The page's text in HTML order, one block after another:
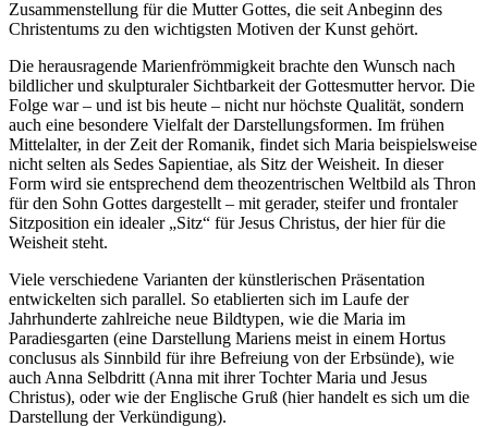
Zusammenstellung für die Mutter Gottes, die seit Anbeginn des
Christentums zu den wichtigsten Motiven der Kunst gehört.
Die herausragende Marienfrömmigkeit brachte den Wunsch nach
bildlicher und skulpturaler Sichtbarkeit der Gottesmutter hervor. Die
Folge war – und ist bis heute – nicht nur höchste Qualität, sondern
auch eine besondere Vielfalt der Darstellungsformen. Im frühen
Mittelalter, in der Zeit der Romanik, findet sich Maria beispielsweise
nicht selten als Sedes Sapientiae, als Sitz der Weisheit. In dieser
Form wird sie entsprechend dem theozentrischen Weltbild als Thron
für den Sohn Gottes dargestellt – mit gerader, steifer und frontaler
Sitzposition ein idealer „Sitz“ für Jesus Christus, der hier für die
Weisheit steht.
Viele verschiedene Varianten der künstlerischen Präsentation
entwickelten sich parallel. So etablierten sich im Laufe der
Jahrhunderte zahlreiche neue Bildtypen, wie die Maria im
Paradiesgarten (eine Darstellung Mariens meist in einem Hortus
conclusus als Sinnbild für ihre Befreiung von der Erbsünde), wie
auch Anna Selbdritt (Anna mit ihrer Tochter Maria und Jesus
Christus), oder wie der Englische Gruß (hier handelt es sich um die
Darstellung der Verkündigung).